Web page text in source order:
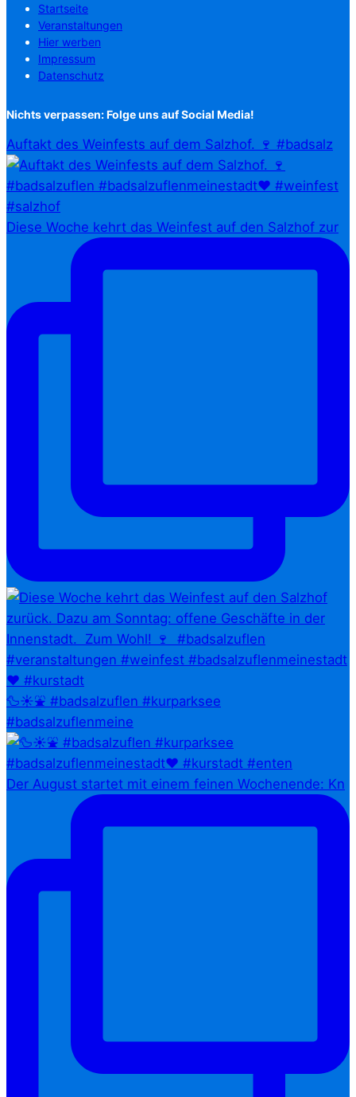
Startseite
Veranstaltungen
Hier werben
Impressum
Datenschutz
Nichts verpassen: Folge uns auf Social Media!
Auftakt des Weinfests auf dem Salzhof. 🍷 #badsalz
Diese Woche kehrt das Weinfest auf den Salzhof zur
🦆☀️⛲ #badsalzuflen #kurparksee
#badsalzuflenmeine
Der August startet mit einem feinen Wochenende: Kn